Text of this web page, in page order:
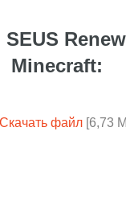
SEUS
Minecraft:
Скачать файл [6,73